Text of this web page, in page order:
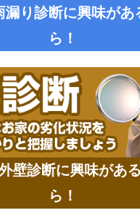
漏り診断に興味があ
ら！
壁診断に興味があ
ら！